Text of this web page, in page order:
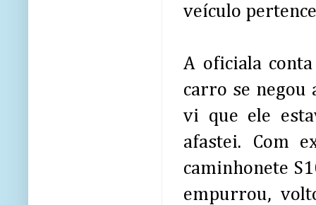
veículo
A oficiala
carro se negou
vi que ele
afastei. Com
caminhonete
empurrou,